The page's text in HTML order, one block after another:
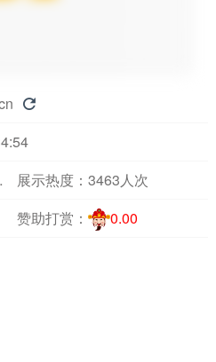

论坛
展示热度： 3463人次
赞助打赏： 0.00